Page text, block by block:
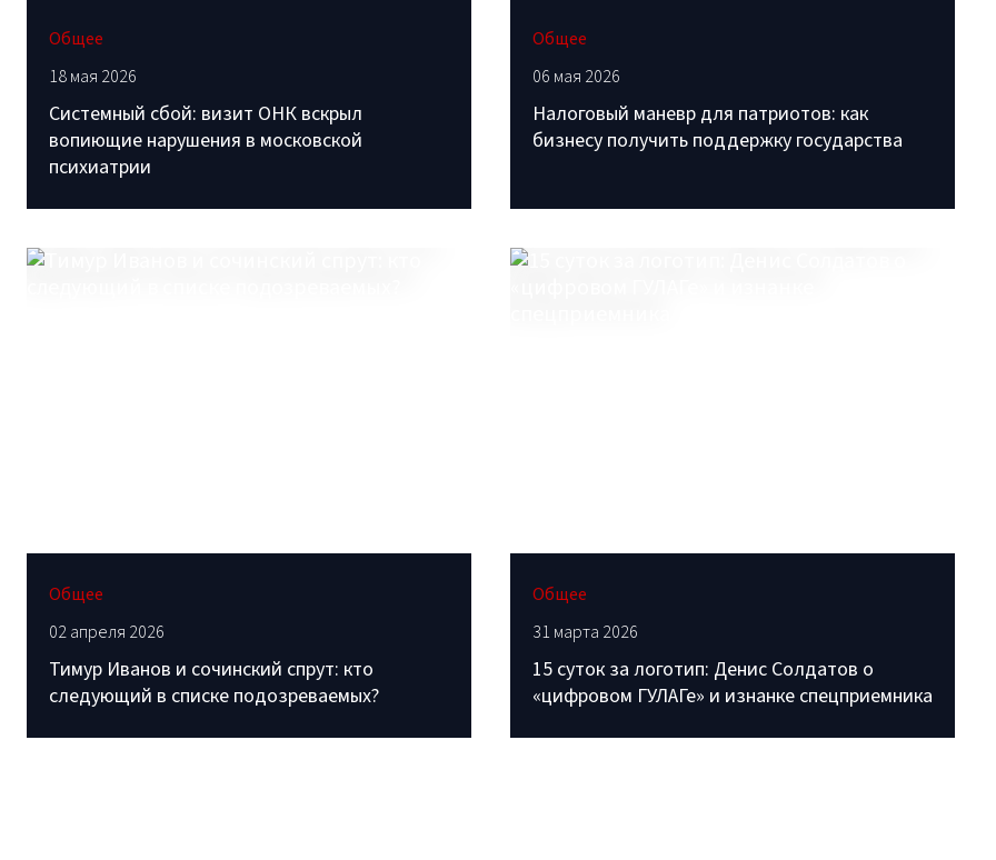
Общее
18 мая 2026
Системный сбой: визит ОНК вскрыл
вопиющие нарушения в московской
психиатрии
Общее
06 мая 2026
Налоговый маневр для патриотов: как
бизнесу получить поддержку государства
Общее
02 апреля 2026
Тимур Иванов и сочинский спрут: кто
следующий в списке подозреваемых?
Общее
31 марта 2026
15 суток за логотип: Денис Солдатов о
«цифровом ГУЛАГе» и изнанке спецприемника